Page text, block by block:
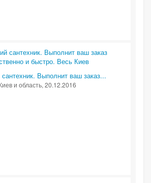
Выполнит ваш заказ...
и область, 20.12.2016